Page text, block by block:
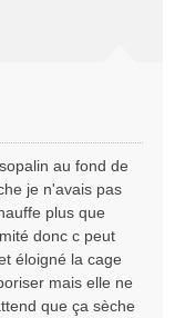
au fond de
je n'avais pas
plus que
donc c peut
éloigné la cage
mais elle ne
que ça sèche